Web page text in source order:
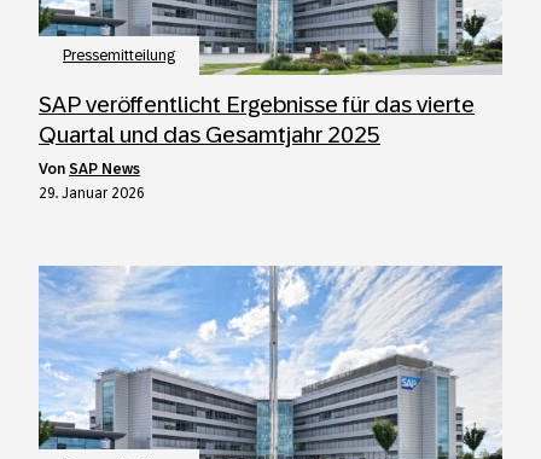
Pressemitteilung
SAP veröffentlicht Ergebnisse für das vierte
Quartal und das Gesamtjahr 2025
von SAP News
29. Januar 2026